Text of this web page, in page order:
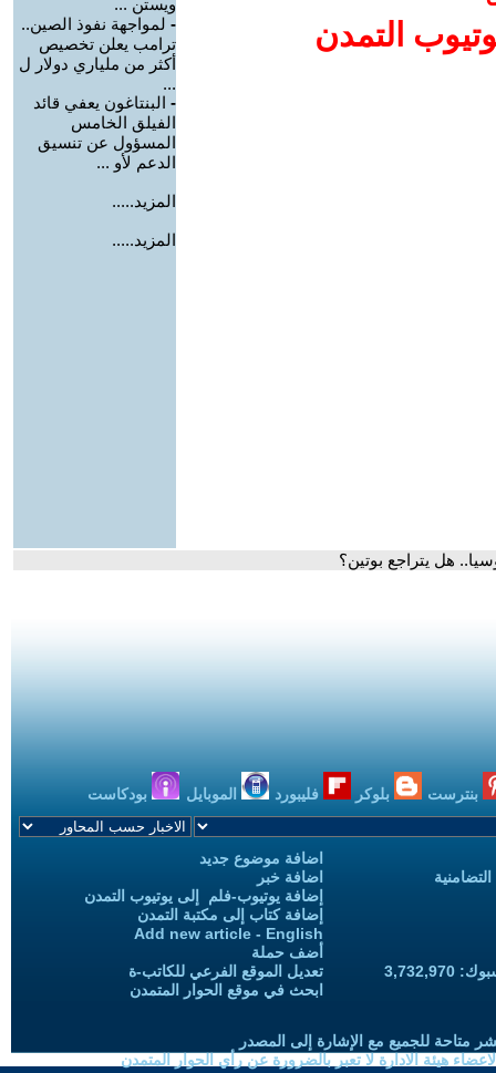
التمدن
ويستن ...
- لمواجهة نفوذ الصين..
ترامب يعلن تخصيص
أكثر من ملياري دولار ل
...
- البنتاغون يعفي قائد
الفيلق الخامس
المسؤول عن تنسيق
الدعم لأو ...
المزيد.....
المزيد.....
هل يتراجع بوتين؟
بنترست بلوكر فليبورد الموبايل بودكاست
اضافة موضوع جديد
اضافة خبر
إضافة يوتيوب-فلم إلى يوتيوب التمدن
إضافة كتاب إلى مكتبة التمدن
Add new article - English
أضف حملة
تعديل الموقع الفرعي للكاتب-ة
ابحث في موقع الحوار المتمدن
متاحة للجميع مع الإشارة إلى المصدر
هيئة الادارة لا تعبر بالضرورة عن رأي الحوار المتمدن